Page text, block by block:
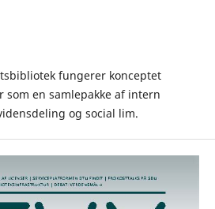
fungerer konceptet
som en samlepakke af intern
og social lim.